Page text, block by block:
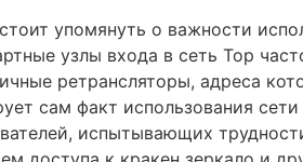
упомянуть о важности
узлы входа в сеть Тор
ретрансляторы, адреса
сам факт использования
испытывающих